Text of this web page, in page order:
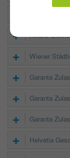
UNIQA
Allianz
Wiener
Garanta
Garanta
Garanta
Helvetia